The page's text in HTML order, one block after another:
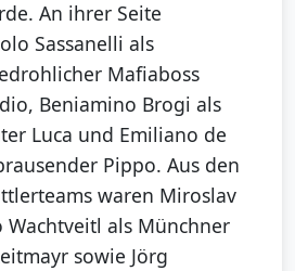
An ihrer Seite
Sassanelli als
Mafiaboss
Beniamino Brogi als
Luca und Emiliano de
Pippo. Aus den
waren Miroslav
Wachtveitl als Münchner
sowie Jörg